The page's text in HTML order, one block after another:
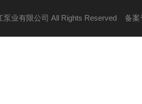
泵业有限公司 All Rights Reserved 备案